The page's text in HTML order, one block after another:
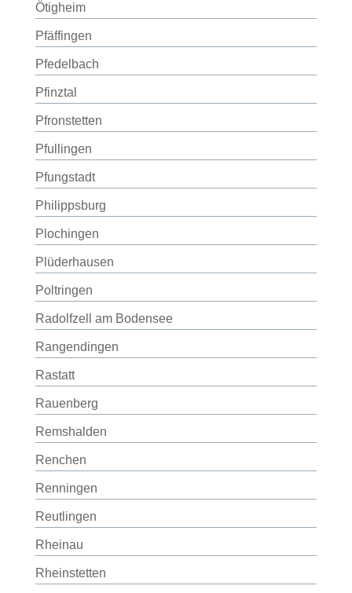
Ötigheim
Pfäffingen
Pfedelbach
Pfinztal
Pfronstetten
Pfullingen
Pfungstadt
Philippsburg
Plochingen
Plüderhausen
Poltringen
Radolfzell am Bodensee
Rangendingen
Rastatt
Rauenberg
Remshalden
Renchen
Renningen
Reutlingen
Rheinau
Rheinstetten